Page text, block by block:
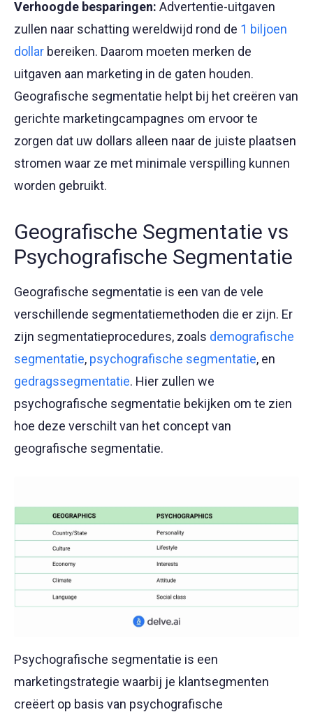
Verhoogde besparingen: Advertentie-uitgaven
zullen naar schatting wereldwijd rond de 1 biljoen
dollar bereiken. Daarom moeten merken de
uitgaven aan marketing in de gaten houden.
Geografische segmentatie helpt bij het creëren van
gerichte marketingcampagnes om ervoor te
zorgen dat uw dollars alleen naar de juiste plaatsen
stromen waar ze met minimale verspilling kunnen
worden gebruikt.
Geografische Segmentatie vs
Psychografische Segmentatie
Geografische segmentatie is een van de vele
verschillende segmentatiemethoden die er zijn. Er
zijn segmentatieprocedures, zoals demografische
segmentatie, psychografische segmentatie, en
gedragssegmentatie. Hier zullen we
psychografische segmentatie bekijken om te zien
hoe deze verschilt van het concept van
geografische segmentatie.
Psychografische segmentatie is een
marketingstrategie waarbij je klantsegmenten
creëert op basis van psychografische